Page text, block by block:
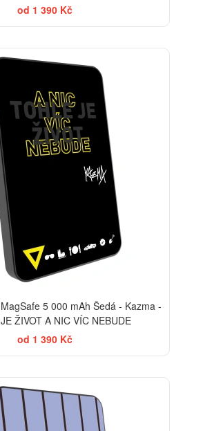
od 1 390 Kč
5 000 mAh Šedá - Kazma -
ŽIVOT A NIC VÍC NEBUDE
od 1 390 Kč